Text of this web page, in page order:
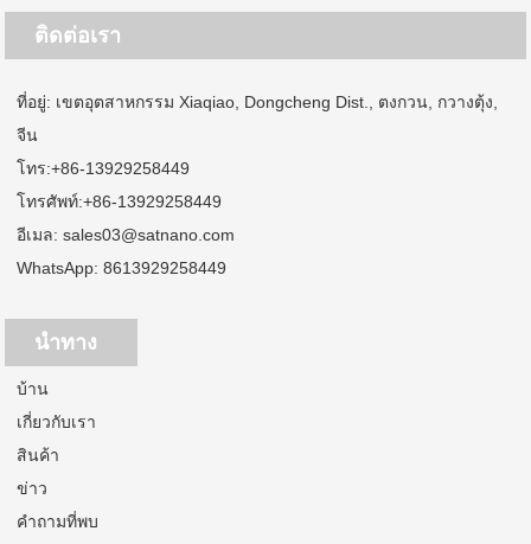
ติดต่อเรา
ที่อยู่: เขตอุตสาหกรรม Xiaqiao, Dongcheng Dist., ตงกวน, กวางตุ้ง,
จีน
โทร:+86-13929258449
โทรศัพท์:+86-13929258449
อีเมล:sales03@satnano.com
WhatsApp:8613929258449
นำทาง
บ้าน
เกี่ยวกับเรา
สินค้า
ข่าว
คำถามที่พบ